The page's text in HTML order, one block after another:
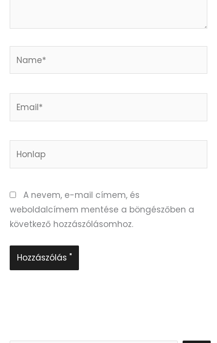
A nevem, e-mail címem, és
weboldalcímem mentése a böngészőben a
következő hozzászólásomhoz.